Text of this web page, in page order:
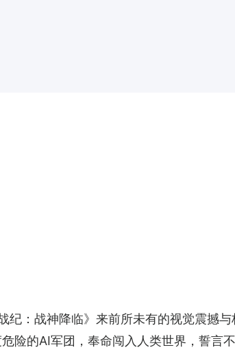
纪：战神降临》来前所未有的视觉震撼
险的AI军团，奉命闯入人类世界，誓言